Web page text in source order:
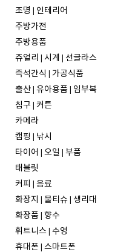
조명 | 인테리어
주방가전
주방용품
쥬얼리 | 시계 | 선글라스
즉석간식 | 가공식품
출산 | 유아용품 | 임부복
침구 | 커튼
카메라
캠핑 | 낚시
타이어 | 오일 | 부품
태블릿
커피 | 음료
화장지 | 물티슈 | 생리대
화장품 | 향수
휘트니스 | 수영
휴대폰 | 스마트폰